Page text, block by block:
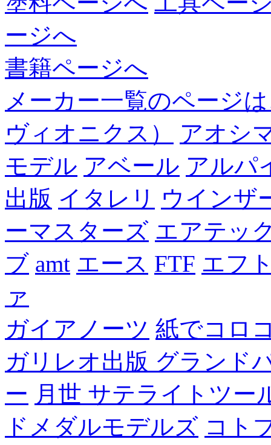
ージへ
書籍ページへ
メーカー一覧のページ
ヴィオニクス）
アオシ
モデル アベール アルパ
出版 イタレリ ウインザ
ーマスターズ エアテッ
ブ amt エース FTF エフ
ァ
ガイアノーツ 紙でコロ
ガリレオ出版 グランド
ー 月世 サテライトツー
ドメダルモデルズ コト